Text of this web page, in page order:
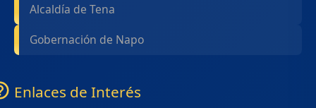
Alcaldía de Tena
Gobernación de Napo
Enlaces de Interés